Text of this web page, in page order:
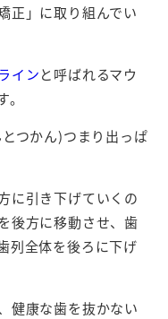
正」に取り組んでい
インと呼ばれるマウ
つかん)つまり出っぱ
に引き下げていくの
後方に移動させ、歯
列全体を後ろに下げ
健康な歯を抜かない